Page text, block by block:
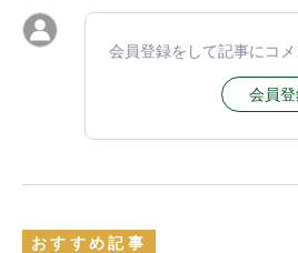
会員登録をして記事にコ
会員
おすすめ記事